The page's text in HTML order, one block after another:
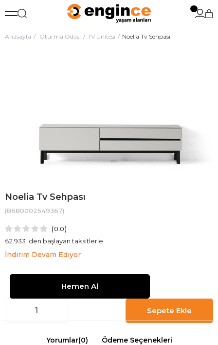
Anasayfa Oturma Odası TV Ünitesi Noelia Tv Sehpası
Noelia Tv Sehpası
(8680002549367)
0.0
₺2.933 'den başlayan taksitlerle
İndirim Devam Ediyor
Yorumlar(0) Ödeme Seçenekleri